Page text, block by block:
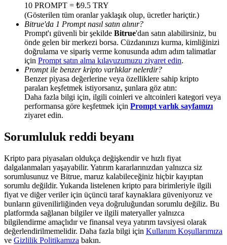
Deposit CASHCAT & Win
Share 500000 CASHCAT prize pool
Exclusive for BitMart Users
Register & Trade to Win 500,000 USDT
Precious Metals Trading Carnival
Trade Gold & Silver · 33,333 USDT Bonus
USDT New User Exclusive 10% APR
USDT Flexible Staking | Daily Rewards
10 PROMPT = ₺9.5 TRY
(Gösterilen tüm oranlar yaklaşık olup, ücretler hariçtir.)
Bitrue'da 1 Prompt nasıl satın alınır?
Prompt'ı güvenli bir şekilde Bitrue'dan satın alabilirsiniz, bu
önde gelen bir merkezi borsa. Cüzdanınızı kurma, kimliğinizi
doğrulama ve sipariş verme konusunda adım adım talimatlar
için Prompt satın alma kılavuzumuzu ziyaret edin.
Prompt ile benzer kripto varlıklar nelerdir?
Benzer piyasa değerlerine veya özelliklere sahip kripto
paraları keşfetmek istiyorsanız, şunlara göz atın:
Daha fazla bilgi için, ilgili coinleri ve altcoinleri kategori veya
performansa göre keşfetmek için Prompt varlık sayfamızı
ziyaret edin.
Sorumluluk reddi beyanı
Kripto para piyasaları oldukça değişkendir ve hızlı fiyat
dalgalanmaları yaşayabilir. Yatırım kararlarınızdan yalnızca siz
sorumlusunuz ve Bitrue, maruz kalabileceğiniz hiçbir kayıptan
sorumlu değildir. Yukarıda listelenen kripto para birimleriyle ilgili
fiyat ve diğer veriler için üçüncü taraf kaynaklara güveniyoruz ve
bunların güvenilirliğinden veya doğruluğundan sorumlu değiliz. Bu
platformda sağlanan bilgiler ve ilgili materyaller yalnızca
bilgilendirme amaçlıdır ve finansal veya yatırım tavsiyesi olarak
değerlendirilmemelidir. Daha fazla bilgi için Kullanım Koşullarımıza
ve Gizlilik Politikamıza bakın.